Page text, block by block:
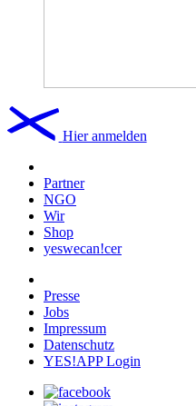
Hier anmelden
Partner
NGO
Wir
Shop
yeswecan!cer
Presse
Jobs
Impressum
Datenschutz
YES!APP Login